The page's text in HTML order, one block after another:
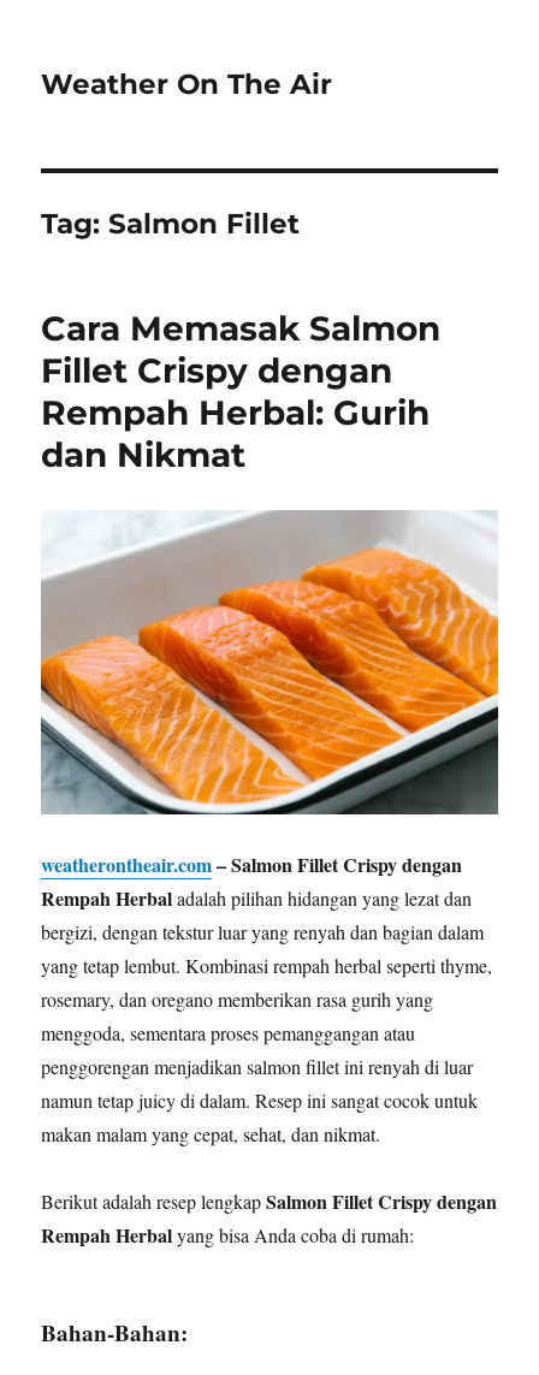
Weather On The Air
Tag:Salmon Fillet
Cara Memasak Salmon
Fillet Crispy dengan
Rempah Herbal: Gurih
dan Nikmat
weatherontheair.com– Salmon Fillet Crispy dengan
Rempah Herbaladalah pilihan hidangan yang lezat dan
bergizi, dengan tekstur luar yang renyah dan bagian dalam
yang tetap lembut. Kombinasi rempah herbal seperti thyme,
rosemary, dan oregano memberikan rasa gurih yang
menggoda, sementara proses pemanggangan atau
penggorengan menjadikan salmon fillet ini renyah di luar
namun tetap juicy di dalam. Resep ini sangat cocok untuk
makan malam yang cepat, sehat, dan nikmat.
Berikut adalah resep lengkapSalmon Fillet Crispy dengan
Rempah Herbalyang bisa Anda coba di rumah:
Bahan-Bahan: